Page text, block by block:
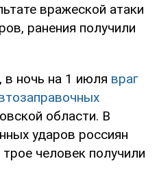
вражеской атаки
ранения получили
в ночь на 1 июля враг
области. В
ударов россиян
человек получили